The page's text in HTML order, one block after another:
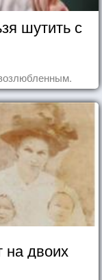
шутить с
на двоих